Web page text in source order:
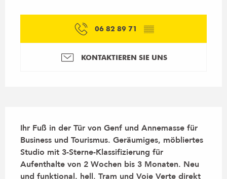
06 82 89 71 ▒▒
KONTAKTIEREN SIE UNS
Ihr Fuß in der Tür von Genf und Annemasse für
Business und Tourismus. Geräumiges, möbliertes
Studio mit 3-Sterne-Klassifizierung für
Aufenthalte von 2 Wochen bis 3 Monaten. Neu
und funktional, hell. Tram und Voie Verte direkt